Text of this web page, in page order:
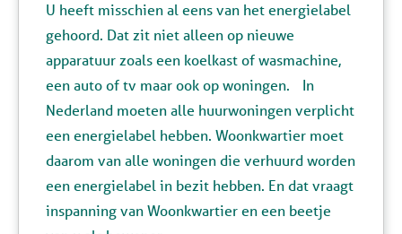
U heeft misschien al eens van het energielabel
gehoord. Dat zit niet alleen op nieuwe
apparatuur zoals een koelkast of wasmachine,
een auto of tv maar ook op woningen. In
Nederland moeten alle huurwoningen verplicht
een energielabel hebben. Woonkwartier moet
daarom van alle woningen die verhuurd worden
een energielabel in bezit hebben. En dat vraagt
inspanning van Woonkwartier en een beetje